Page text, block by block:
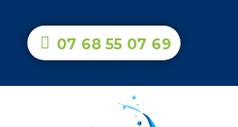
07 68 55 07 69